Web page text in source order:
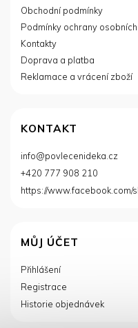
Obchodní podmínky
Podmínky ochrany
Kontakty
Doprava a platba
Reklamace a vrácení zboží
KONTAKT
info@povlecenideka.cz
+420 777 908 210
https://www.facebook.com/
MŮJ ÚČET
Přihlášení
Registrace
Historie objednávek